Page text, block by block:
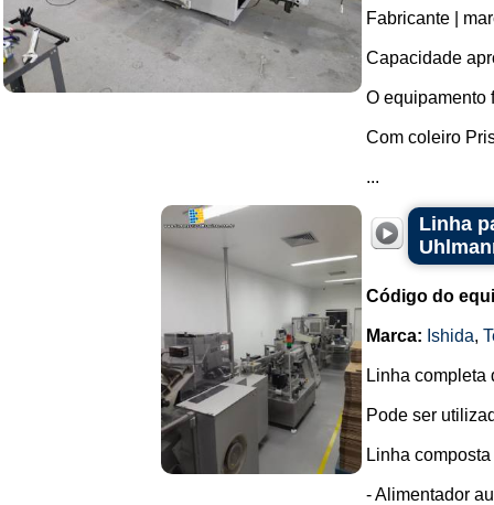
Fabricante |
Capacidade
O equipamento
Com coleiro
...
Linha
Código do
Marca: Ishida,
Linha completa
Pode ser
Linha
- Alimentador